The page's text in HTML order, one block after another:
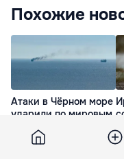
Похожие
Атаки в Чёрном море
ударили по мировым
нефти